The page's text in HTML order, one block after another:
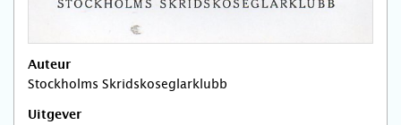
Auteur
Stockholms Skridskoseglarklubb
Uitgever